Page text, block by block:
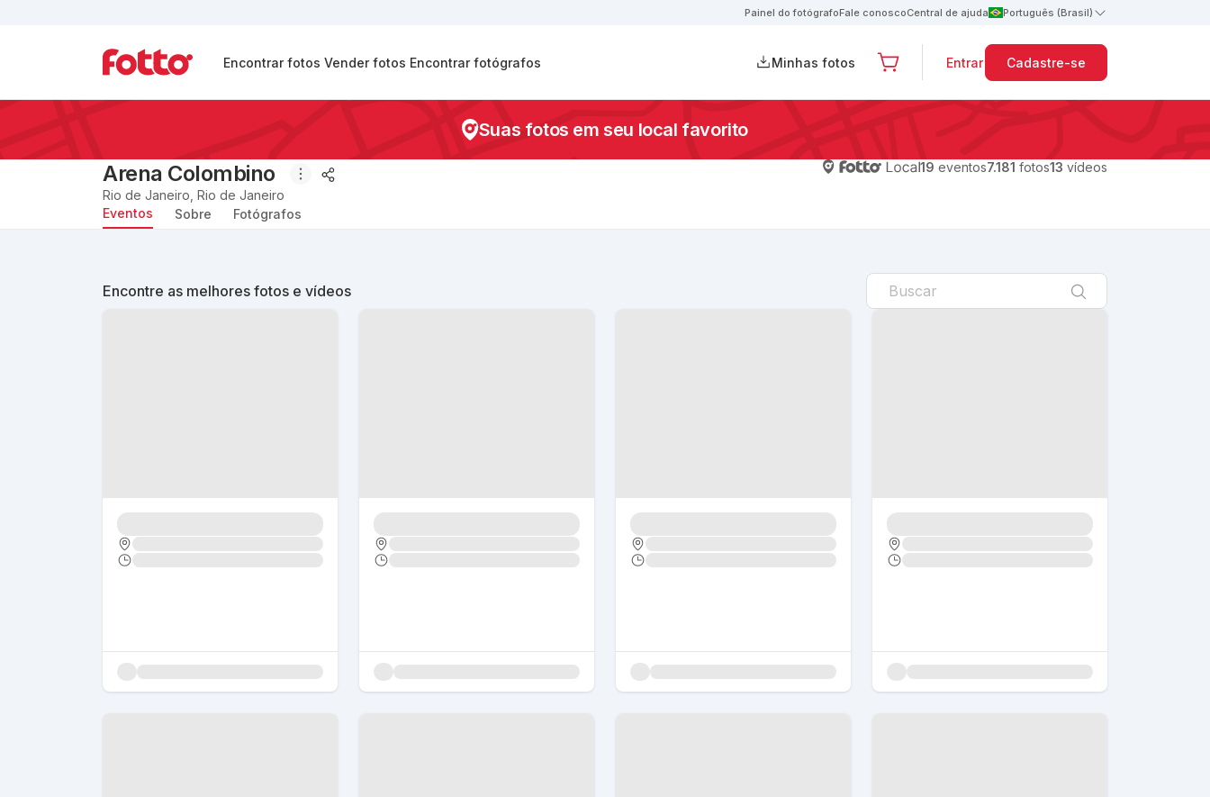
Painel do fotógrafoFale conoscoCentral de ajuda Português (Brasil)
Encontrar fotos Vender fotos Encontrar fotógrafos Minhas fotos Entrar Cadastre-se
Suas fotos em seu local favorito
Arena Colombino
Rio de Janeiro Rio de Janeiro
19 eventos7.181 fotos13 vídeos
Eventos Sobre Fotógrafos
Encontre as melhores fotos e vídeos